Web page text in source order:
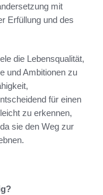
mit
Erfüllung und des
die Lebensqualität,
und Ambitionen zu
für einen
zu erkennen,
sie den Weg zur